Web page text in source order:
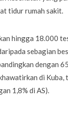
tidur rumah sakit.
hingga 18.000
sebagian
dengan
di
1,8% di AS).